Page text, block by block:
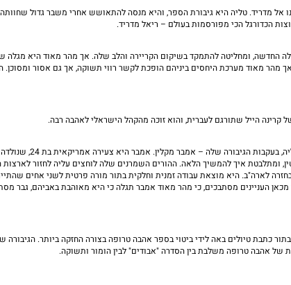
אל מדריד. טליה היא גיבורת הספר, והיא מנסה להתאושש אחרי משבר גדול
הכדורגל הכי מפורסמות בעולם – ריאל מדריד.
החדשה, ומחליטה להתמקד בשיקום הקריירה והלב שלה. אך מהר מאוד היא מגלה
מהר מאוד מערכת היחסים ביניהם הופכת לקשר רווי תשוקה, אך גם אסור ומסוכן.
קרינה הייל שתורגם לעברית, והוא זוכה מהקהל הישראלי לאהבה רבה.
הפעם הייל
ומתלבטת איך להמשיך הלאה. ההורים השמרנים שלה לוחצים עליה לחזור
לארה"ב. היא מוצאת עבודה זמנית וחלקית בתור מורה פרטית לשני
העניינים מסתבכים, כי מהר מאוד אמבר תגלה כי היא מאוהבת באביהם, גבר
בתור כתבת טיולים באה לידי ביטוי בספר אהבה טרופה בצורה החזקה ביותר.
של אהבה טרופה משלבת בין הסדרה "אבודים" לבין הומור ותשוקה.